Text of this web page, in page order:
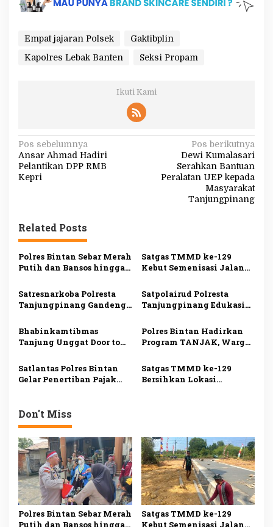
Empat jajaran Polsek
Gaktibplin
Kapolres Lebak Banten
Seksi Propam
Ikuti Kami
N
a
v
a
s
i
o
Pos sebelumnya
Ansar Ahmad Hadiri
Pelantikan DPP RMB
Kepri
Pos berikutnya
Dewi Kumalasari
Serahkan Bantuan
Peralatan UEP kepada
Masyarakat
Tanjungpinang
Related Posts
Polres Bintan Sebar Merah
Putih dan Bansos hingga
Nasionalisme Masyarakat
Pesisir
Satgas TMMD ke-129
Kebut Semenisasi Jalan
Pengerjaan Tembus 80
Persen
Satresnarkoba Polresta
Tanjungpinang Gandeng
Perkuat Deteksi Dini
Peredaran Narkotika
Satpolairud Polresta
Tanjungpinang Edukasi
Jaga Kebersihan Laut,
Perkuat Kepedulian
Lingkungan
Bhabinkamtibmas
Tanjung Unggat Door to
kepada Lansia Kurang
Mampu
Polres Bintan Hadirkan
Program TANJAK, Warga
Gratis hingga Sembako
Satlantas Polres Bintan
Gelar Penertiban Pajak
Teguran
Satgas TMMD ke-129
Bersihkan Lokasi
Don't Miss
Polres Bintan Sebar Merah
Putih dan Bansos hingga
Satgas TMMD ke-129
Kebut Semenisasi Jalan